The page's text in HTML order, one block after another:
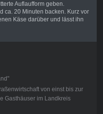
Auflaufform geben.
ca. 20 Minuten backen. Kurz vor
Käse darüber und lässt ihn
von einst bis zur
Gasthäuser im Landkreis